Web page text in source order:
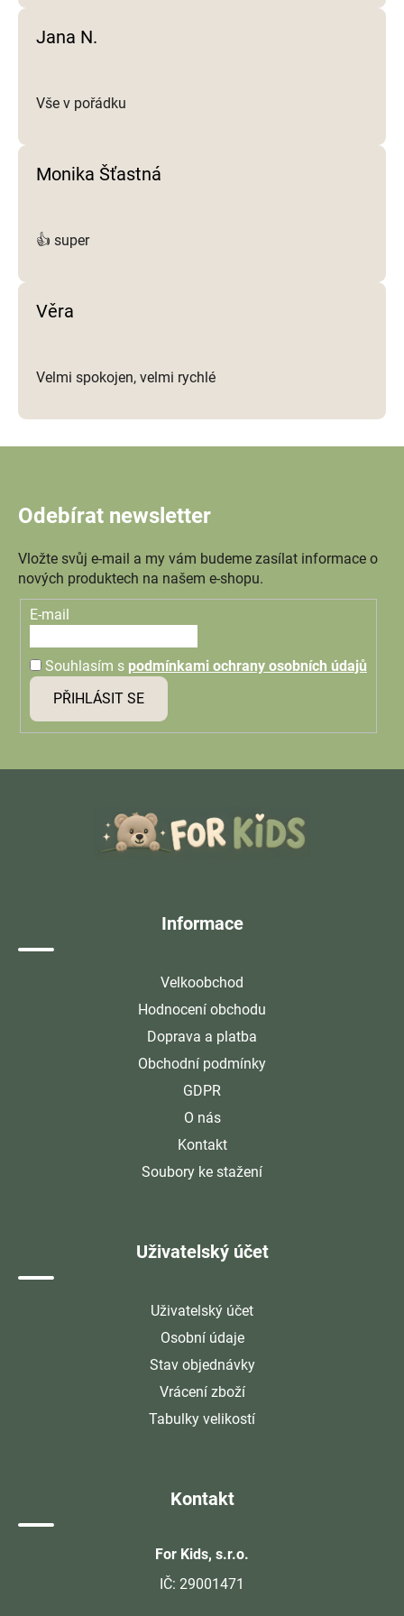
Jana N.
Vše v pořádku
Monika Šťastná
👍 super
Věra
Velmi spokojen, velmi rychlé
Odebírat newsletter
Vložte svůj e-mail a my vám budeme zasílat informace o
nových produktech na našem e-shopu.
E-mail
Souhlasím s podmínkami ochrany osobních údajů
PŘIHLÁSIT SE
Informace
Velkoobchod
Hodnocení obchodu
Doprava a platba
Obchodní podmínky
GDPR
O nás
Kontakt
Soubory ke stažení
Uživatelský účet
Uživatelský účet
Osobní údaje
Stav objednávky
Vrácení zboží
Tabulky velikostí
Kontakt
For Kids, s.r.o.
IČ: 29001471